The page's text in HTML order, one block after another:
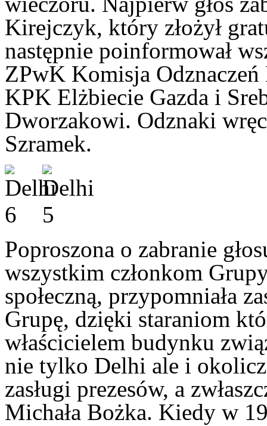
Kirejczyk, który złożył
następnie poinformował
ZPwK Komisja Odznaczeń
KPK Elżbiecie Gazda i
Dworzakowi. Odznaki
Szramek.
Poproszona o zabranie
wszystkim członkom
społeczną, przypomniała
Grupę, dzięki staraniom
właścicielem budynku
nie tylko Delhi ale i
zasługi prezesów, a
Michała Bożka. Kiedy w